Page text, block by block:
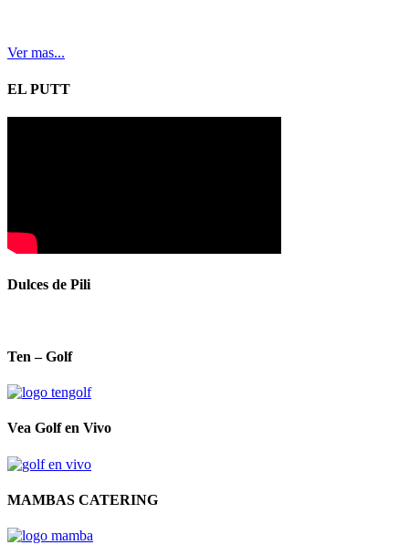
Ver mas...
EL PUTT
Dulces de Pili
Ten – Golf
Vea Golf en Vivo
MAMBAS CATERING